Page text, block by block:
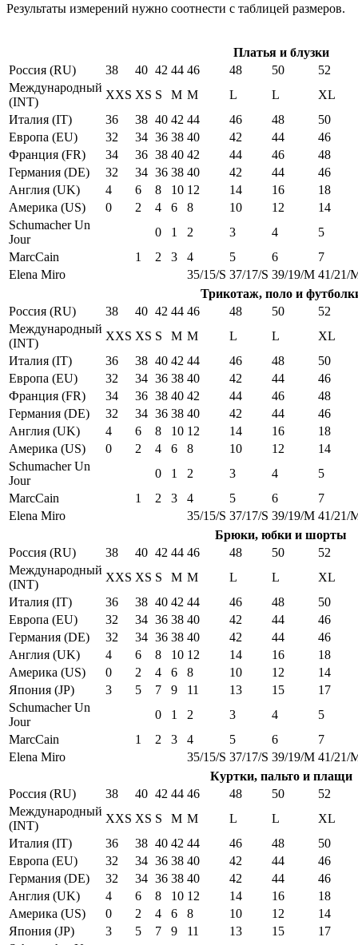
Результаты измерений нужно соотнести с таблицей размеров.
Платья и блузки
Россия (RU)
38 40 42 44 46 48 50
52
Международный
(INT)
XXS XS S M M L L
XL
Италия (IT)
36 38 40 42 44 46 48
50
Европа (EU)
32 34 36 38 40 42 44
46
Франция (FR)
34 36 38 40 42 44 46
48
Германия (DE)
32 34 36 38 40 42 44
46
Англия (UK)
4 6 8 10 12 14 16
18
Америка (US)
0 2 4 6 8 10 12
14
Schumacher Un
Jour
0 1 2 3 4
5
MarcCain
1 2 3 4 5 6
7
Elena Miro
35/15/S 37/17/S 39/19/M 41/21/
Трикотаж, поло и
Россия (RU)
38 40 42 44 46 48 50
52
Международный
(INT)
XXS XS S M M L L
XL
Италия (IT)
36 38 40 42 44 46 48
50
Европа (EU)
32 34 36 38 40 42 44
46
Франция (FR)
34 36 38 40 42 44 46
48
Германия (DE)
32 34 36 38 40 42 44
46
Англия (UK)
4 6 8 10 12 14 16
18
Америка (US)
0 2 4 6 8 10 12
14
Schumacher Un
Jour
0 1 2 3 4
5
MarcCain
1 2 3 4 5 6
7
Elena Miro
35/15/S 37/17/S 39/19/M 41/21/
Брюки, юбки и шорты
Россия (RU)
38 40 42 44 46 48 50
52
Международный
(INT)
XXS XS S M M L L
XL
Италия (IT)
36 38 40 42 44 46 48
50
Европа (EU)
32 34 36 38 40 42 44
46
Германия (DE)
32 34 36 38 40 42 44
46
Англия (UK)
4 6 8 10 12 14 16
18
Америка (US)
0 2 4 6 8 10 12
14
Япония (JP)
3 5 7 9 11 13 15
17
Schumacher Un
Jour
0 1 2 3 4
5
MarcCain
1 2 3 4 5 6
7
Elena Miro
35/15/S 37/17/S 39/19/M 41/21/
Куртки, пальто и плащи
Россия (RU)
38 40 42 44 46 48 50
52
Международный
(INT)
XXS XS S M M L L
XL
Италия (IT)
36 38 40 42 44 46 48
50
Европа (EU)
32 34 36 38 40 42 44
46
Германия (DE)
32 34 36 38 40 42 44
46
Англия (UK)
4 6 8 10 12 14 16
18
Америка (US)
0 2 4 6 8 10 12
14
Япония (JP)
3 5 7 9 11 13 15
17